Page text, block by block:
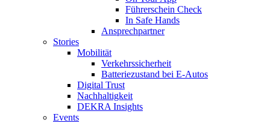
Führerschein Check
In Safe Hands
Ansprechpartner
Stories
Mobilität
Verkehrssicherheit
Batteriezustand bei E-Autos
Digital Trust
Nachhaltigkeit
DEKRA Insights
Events